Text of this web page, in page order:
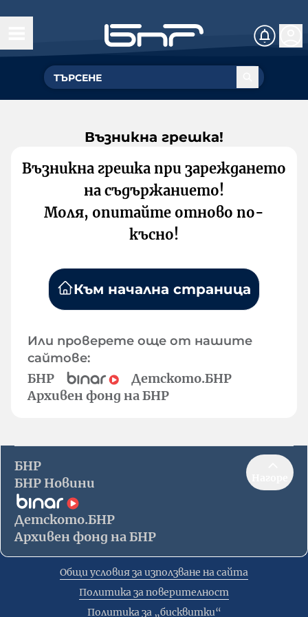
Възникна грешка!
Възникна грешка при зареждането
на съдържанието!
Моля, опитайте отново по-
късно!
Към начална страница
Или проверете още от нашите
сайтове:
БНР
Детското.БНР
Архивен фонд на БНР
БНР
БНР Новини
Детското.БНР
Архивен фонд на БНР
Общи условия за използване на сайта
Политика за поверителност
Политика за „бисквитки“